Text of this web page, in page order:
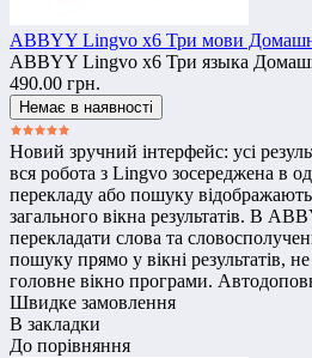
ABBYY Lingvo x6 Три мови
ABBYY Lingvo x6 Три языка
490.00 грн.
Новий зручний інтерфейс: усі
вся робота з Lingvo зосереджена в
перекладу або пошуку
загального вікна результатів. В
перекладати слова та
пошуку прямо у вікні результатів,
головне вікно програми.
Швидке замовлення
В закладки
До порівняння